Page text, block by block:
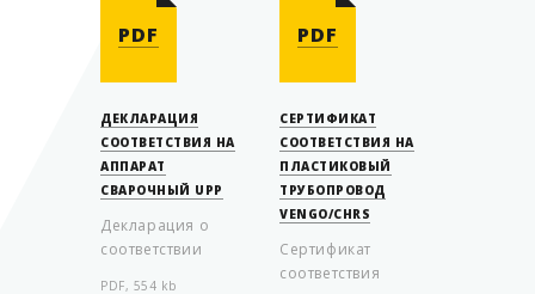
PDF
ДЕКЛАРАЦИЯ
СООТВЕТСТВИЯ НА
АППАРАТ
СВАРОЧНЫЙ UPP
Декларация о
соответствии
PDF, 554 kb
PDF
СЕРТИФИКАТ
СООТВЕТСТВИЯ НА
ПЛАСТИКОВЫЙ
ТРУБОПРОВОД
VENGO/CHRS
Сертификат
соответствия